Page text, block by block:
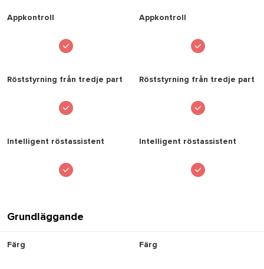
Appkontroll Appkontroll
Röststyrning från tredje part Röststyrning från tredje part
Intelligent röstassistent Intelligent röstassistent
Grundläggande
Färg Färg